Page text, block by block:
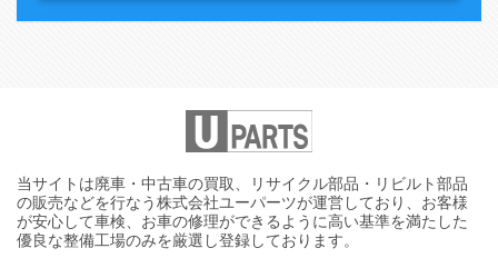
当サイトは廃車・中古車の買取、リサイクル部品・リビルト部品
の販売などを行なう株式会社ユーパーツが運営しており、お客様
が安心して車検、お車の修理ができるように高い基準を満たした
優良な整備工場のみを厳選し登録しております。